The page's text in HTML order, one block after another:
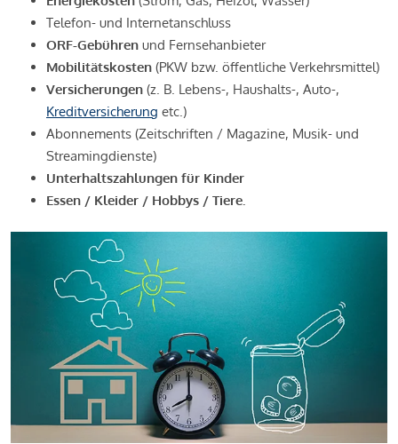
Telefon- und Internetanschluss
ORF-Gebühren und Fernsehanbieter
Mobilitätskosten (PKW bzw. öffentliche Verkehrsmittel)
Versicherungen (z. B. Lebens-, Haushalts-, Auto-,
Kreditversicherung etc.)
Abonnements (Zeitschriften / Magazine, Musik- und
Streamingdienste)
Unterhaltszahlungen für Kinder
Essen / Kleider / Hobbys / Tiere.